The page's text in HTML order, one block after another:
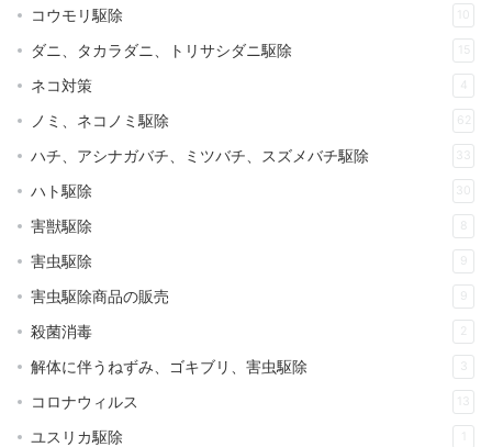
コウモリ駆除 10
ダニ、タカラダニ、トリサシダニ駆除 15
ネコ対策 4
ノミ、ネコノミ駆除 62
ハチ、アシナガバチ、ミツバチ、スズメバチ駆除
ハト駆除 30
害獣駆除 8
害虫駆除 9
害虫駆除商品の販売 9
殺菌消毒 2
解体に伴うねずみ、ゴキブリ、害虫駆除
コロナウィルス
ユスリカ駆除